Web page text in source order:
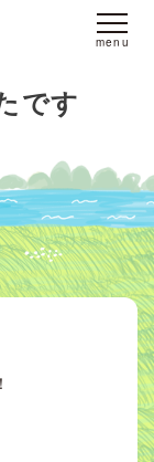
です